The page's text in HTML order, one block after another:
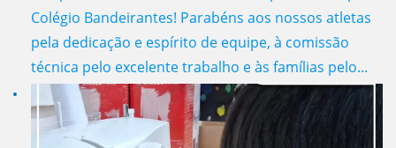
Colégio Bandeirantes! Parabéns aos nossos atletas
pela dedicação e espírito de equipe, à comissão
técnica pelo excelente trabalho e às famílias pelo...